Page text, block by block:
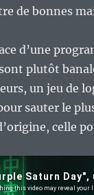
de bonnes
d’une
plutôt
un jeu de
sauter le
celle